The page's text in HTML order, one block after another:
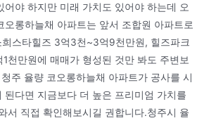
어야 하지만 미래 가치도 있어야 하는데 오
오롱하늘채 아파트는 앞서 조합원 아파트로
스타힐즈 3억3천~3억9천만원, 힐즈파크
천만원에 매매가 형성된 것만 봐도 주변보
주 율량 코오롱하늘채 아파트가 공사를 시
된다면 지금보다 더 높은 프리미엄 가치를
서 직접 확인해보시길 권합니다.청주시 율